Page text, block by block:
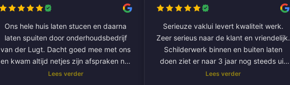
Ons hele huis laten stucen en daarna
laten spuiten door onderhoudsbedrijf
van der Lugt. Dacht goed mee met ons
en kwam altijd netjes zijn afspraken na.
De volgende klus hebben we al gepland
Lees verder
Serieuze vaklui levert kwaliteit werk.
Zeer serieus naar de klant en vriendelijk.
Schilderwerk binnen en buiten laten
doen ziet er naar 3 jaar nog steeds uit
als nieuw.
Lees verder